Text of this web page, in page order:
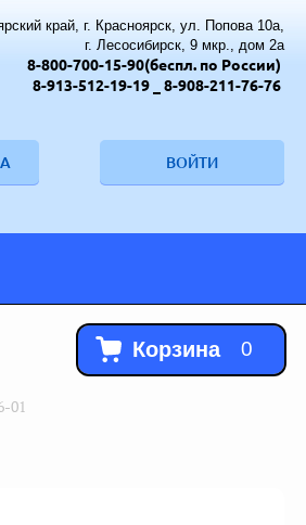
край, г. Красноярск, ул. Попова 10а,
г. Лесосибирск, 9 мкр., дом 2а
8-800-700-15-90(беспл. по России)
8-913-512-19-19
_ 8-908-211-76-76
ВОЙТИ
Корзина 0
01